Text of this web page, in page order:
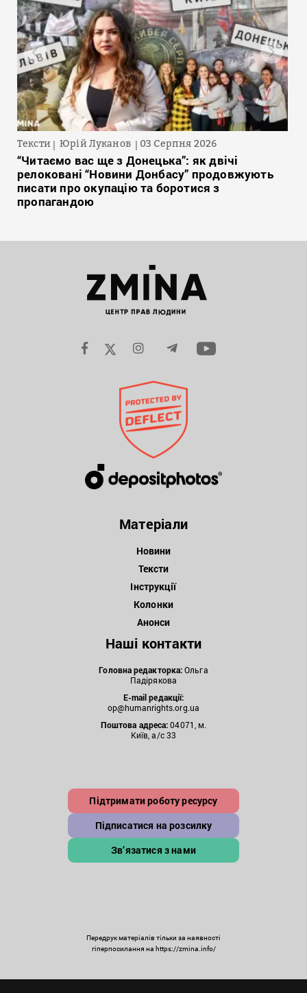
Тексти Юрій Луканов 03 Серпня 2026
“Читаємо вас ще з Донецька”: як двічі
релоковані “Новини Донбасу” продовжують
писати про окупацію та боротися з
пропагандою
Матеріали
Новини
Тексти
Інструкції
Колонки
Анонси
Наші контакти
Головна редакторка:Ольга
Падірякова
E-mail редакції:
op@humanrights.org.ua
Поштова адреса:04071, м.
Київ, а/с 33
Підтримати роботу ресурсу
Підписатися на розсилку
Зв’язатися з нами
Передрук матеріалів тільки за наявності
гіперпосилання на https://zmina.info/